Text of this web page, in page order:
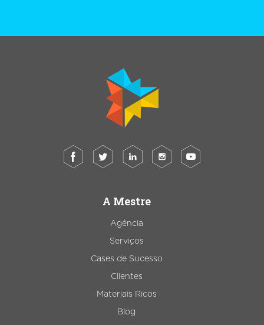
A Mestre
Agência
Serviços
Cases de Sucesso
Clientes
Materiais Ricos
Blog